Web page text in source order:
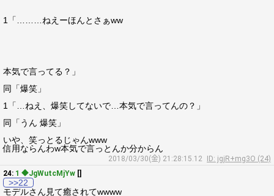
1「………ねえーほんとさぁww
本気で言ってる？」
同「爆笑」
1「…ねえ、爆笑してないで…本気で言ってんの？」
同「うん 爆笑」
いや、笑っとるじゃんwww
信用ならんわw本気で言っとんか分からん
2018/03/30(金) 21:28:15.12
ID: jgjR+mg3O (24)
24: 1 ◆JgWutcMjYw []
>>22
モデルさん見て癒されてwwww